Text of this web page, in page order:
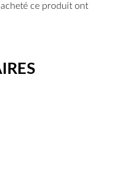
ce produit ont